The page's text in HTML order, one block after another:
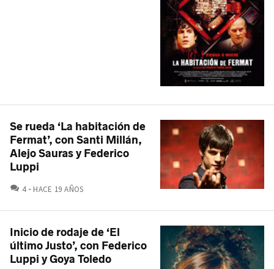
Se rueda ‘La habitación de
Fermat’, con Santi Millán,
Alejo Sauras y Federico
Luppi
4 COMENTARIOS
HACE 19 AÑOS
Inicio de rodaje de ‘El
último Justo’, con Federico
Luppi y Goya Toledo